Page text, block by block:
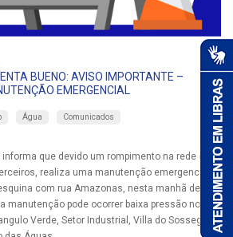
BUENO: AVISO IMPORTANTE –
EMERGENCIAL
Água Comunicados
que devido um rompimento na rede de
realiza uma manutenção emergencial
com rua Amazonas, nesta manhã de
manutenção pode ocorrer baixa pressão nos
Verde, Setor Industrial, Villa do Sossego,